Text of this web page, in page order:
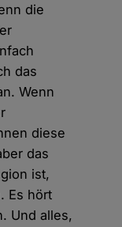
die
das
Wenn
diese
das
ist,
Es hört
Und alles,